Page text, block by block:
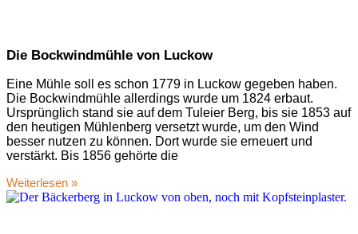
Die Bockwindmühle von Luckow
Eine Mühle soll es schon 1779 in Luckow gegeben haben.
Die Bockwindmühle allerdings wurde um 1824 erbaut.
Ursprünglich stand sie auf dem Tuleier Berg, bis sie 1853 auf
den heutigen Mühlenberg versetzt wurde, um den Wind
besser nutzen zu können. Dort wurde sie erneuert und
verstärkt. Bis 1856 gehörte die
Weiterlesen »